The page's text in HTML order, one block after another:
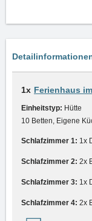
1x Ferienhaus
Einheitstyp: Hütte
10 Betten, Eigene
Schlafzimmer 1: 1x
Schlafzimmer 2: 2x
Schlafzimmer 3: 1x
Schlafzimmer 4: 2x